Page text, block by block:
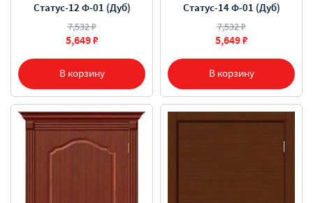
В корзину
Статус-12 Ф-01 (Дуб)
7,532 ₽
5,649 ₽
В корзину
Статус-14 Ф-01 (Дуб)
7,532 ₽
5,649 ₽